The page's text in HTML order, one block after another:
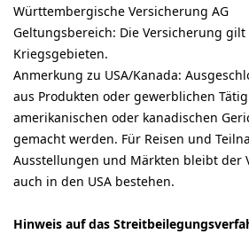
Württembergische Versicherung AG
Geltungsbereich: Die Versicherung
Kriegsgebieten.
Anmerkung zu USA/Kanada:
aus Produkten oder gewerblichen
amerikanischen oder kanadischen
gemacht werden. Für Reisen und
Ausstellungen und Märkten bleibt der
auch in den USA bestehen.
Hinweis auf das